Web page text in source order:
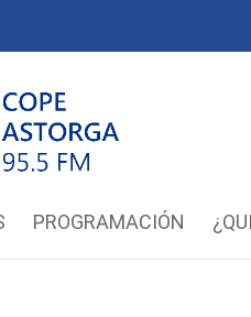
PROGRAMACIÓN